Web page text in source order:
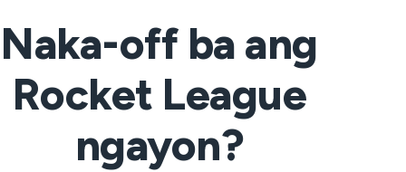
Naka-off ba ang
Rocket League
ngayon?